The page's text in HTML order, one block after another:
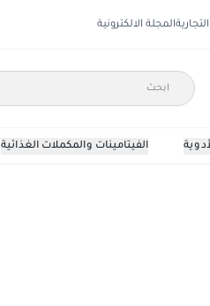
المجلة الالكترونية
الفيتامينات والمكملات الغذائية